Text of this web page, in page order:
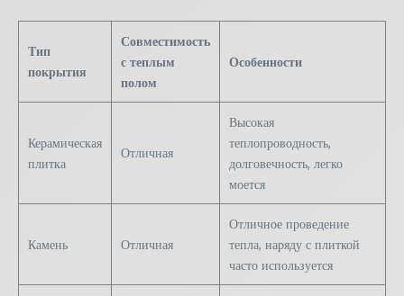
Тип
покрытия
Совместимость
с теплым
полом
Особенности
Керамическая
плитка
Отличная
Высокая
теплопроводность,
долговечность, легко
моется
Камень Отличная
Отличное проведение
тепла, наряду с плиткой
часто используется